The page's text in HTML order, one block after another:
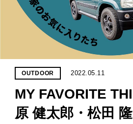
OUTDOOR 2022.05.11
MY FAVORITE
原 健太郎・松田